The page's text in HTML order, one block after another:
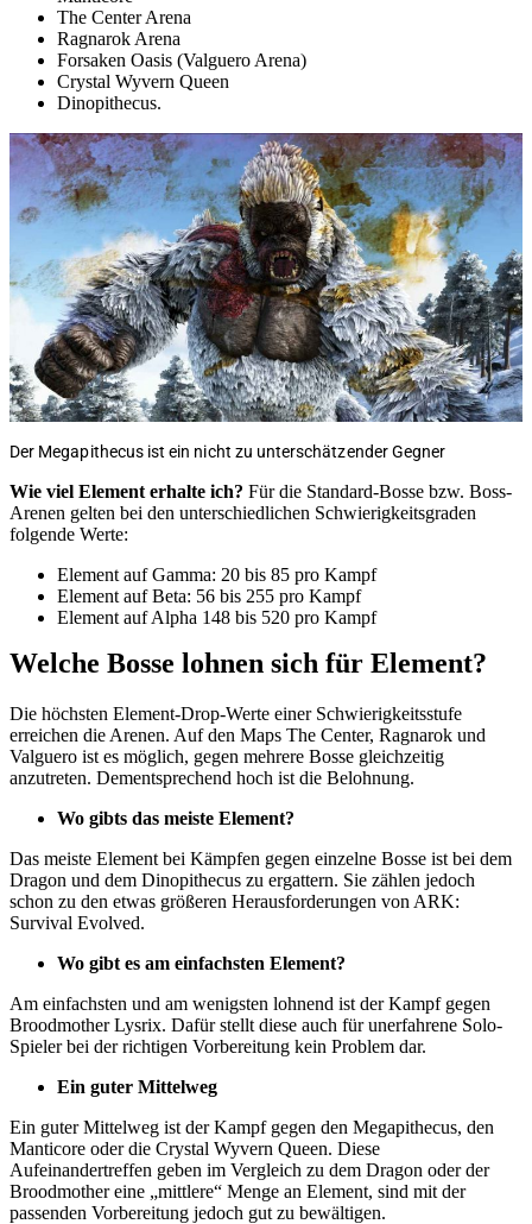
The Center Arena
Ragnarok Arena
Forsaken Oasis (Valguero Arena)
Crystal Wyvern Queen
Dinopithecus.
Der Megapithecus ist ein nicht zu unterschätzender Gegner
Wie viel Element erhalte ich? Für die Standard-Bosse bzw. Boss-
Arenen gelten bei den unterschiedlichen Schwierigkeitsgraden
folgende Werte:
Element auf Gamma: 20 bis 85 pro Kampf
Element auf Beta: 56 bis 255 pro Kampf
Element auf Alpha 148 bis 520 pro Kampf
Welche Bosse lohnen sich für Element?
Die höchsten Element-Drop-Werte einer Schwierigkeitsstufe
erreichen die Arenen. Auf den Maps The Center, Ragnarok und
Valguero ist es möglich, gegen mehrere Bosse gleichzeitig
anzutreten. Dementsprechend hoch ist die Belohnung.
Wo gibts das meiste Element?
Das meiste Element bei Kämpfen gegen einzelne Bosse ist bei dem
Dragon und dem Dinopithecus zu ergattern. Sie zählen jedoch
schon zu den etwas größeren Herausforderungen von ARK:
Survival Evolved.
Wo gibt es am einfachsten Element?
Am einfachsten und am wenigsten lohnend ist der Kampf gegen
Broodmother Lysrix. Dafür stellt diese auch für unerfahrene Solo-
Spieler bei der richtigen Vorbereitung kein Problem dar.
Ein guter Mittelweg
Ein guter Mittelweg ist der Kampf gegen den Megapithecus, den
Manticore oder die Crystal Wyvern Queen. Diese
Aufeinandertreffen geben im Vergleich zu dem Dragon oder der
Broodmother eine „mittlere“ Menge an Element, sind mit der
passenden Vorbereitung jedoch gut zu bewältigen.